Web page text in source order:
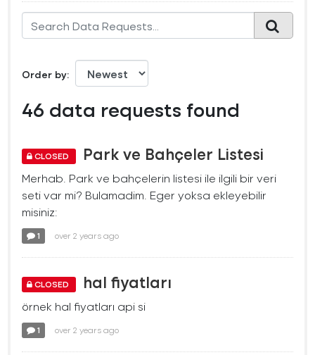
Order by
46 data requests found
CLOSED Park ve Bahçeler Listesi
Merhab. Park ve bahçelerin listesi ile ilgili bir veri
seti var mi? Bulamadim. Eger yoksa ekleyebilir
misiniz:
1 over 2 years ago
CLOSED hal fiyatları
örnek hal fiyatları api si
1 over 2 years ago